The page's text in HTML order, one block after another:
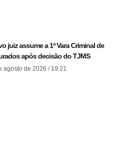
juiz assume a 1ª Vara Criminal de
após decisão do TJMS
agosto de 2026 19:21